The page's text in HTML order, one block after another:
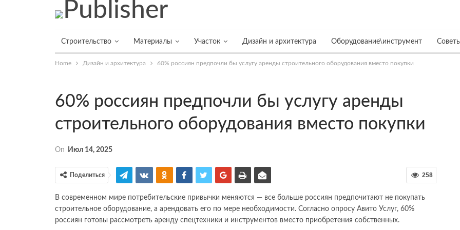
Строительство Материалы Участок Дизайн и архитектура Оборудование\инструмент
Home Дизайн и архитектура 60% россиян предпочли бы услугу аренды строительного оборудования вместо покупки
60% россиян предпочли бы услугу аренды
строительного оборудования вместо покупки
On Июл 14, 2025
258
Поделиться
В современном мире потребительские привычки меняются — все больше россиян предпочитают не покупать
строительное оборудование, а арендовать его по мере необходимости. Согласно опросу Авито Услуг, 60%
россиян готовы рассмотреть аренду спецтехники и инструментов вместо приобретения собственных.